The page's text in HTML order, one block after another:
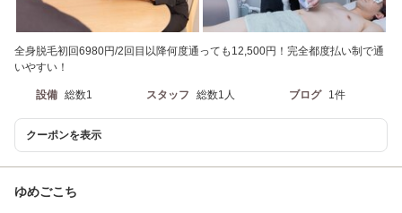
全身脱毛初回6980円/2回目以降何度通っても12,500円！完全都度払い制で通
いやすい！
設備 総数1 スタッフ 総数1人 ブログ 1件
クーポンを表示
ゆめごこち